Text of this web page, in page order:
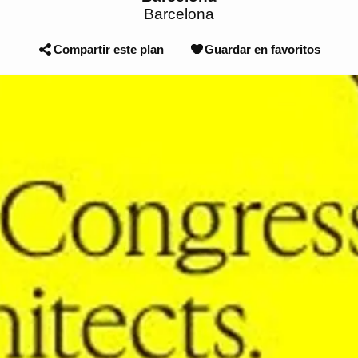
Barcelona
Compartir este plan Guardar en favoritos